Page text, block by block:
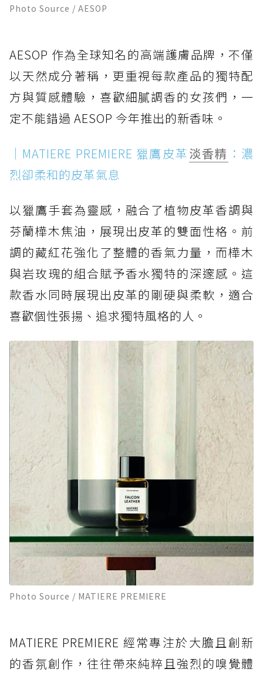
Photo Source / AESOP
AESOP 作為全球知名的高端護膚品牌，不僅
以天然成分著稱，更重視每款產品的獨特配
方與質感體驗，喜歡細膩調香的女孩們，一
定不能錯過 AESOP 今年推出的新香味。
｜MATIERE PREMIERE 獵鷹皮革淡香精 ：濃
烈卻柔和的皮革氣息
以獵鷹手套為靈感，融合了植物皮革香調與
芬蘭樺木焦油，展現出皮革的雙面性格。前
調的藏紅花強化了整體的香氣力量，而樺木
與岩玫瑰的組合賦予香水獨特的深邃感。這
款香水同時展現出皮革的剛硬與柔軟，適合
喜歡個性張揚、追求獨特風格的人。
Photo Source / MATIERE PREMIERE
MATIERE PREMIERE 經常專注於大膽且創新
的香氛創作，往往帶來純粹且強烈的嗅覺體